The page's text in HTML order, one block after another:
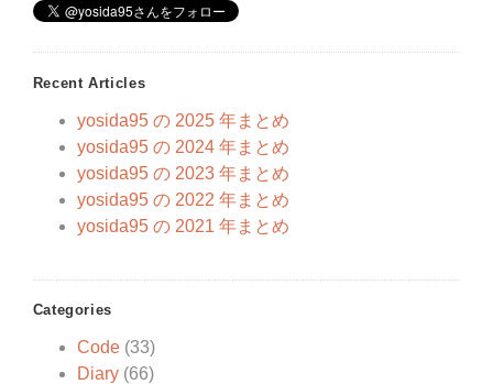
Recent Articles
yosida95 の 2025 年まとめ
yosida95 の 2024 年まとめ
yosida95 の 2023 年まとめ
yosida95 の 2022 年まとめ
yosida95 の 2021 年まとめ
Categories
Code(33)
Diary(66)